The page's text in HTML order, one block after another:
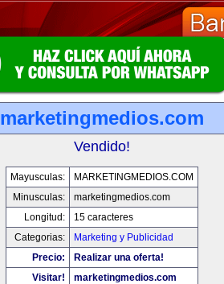
marketingmedios.com
Vendido!
Mayusculas:
MARKETINGMEDIOS.COM
Minusculas:
marketingmedios.com
Longitud:
15 caracteres
Categorias:
Marketing y Publicidad
Precio:
Realizar una oferta!
Visitar!
marketingmedios.com